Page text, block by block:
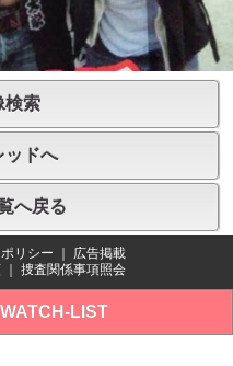
検索
ッドへ
へ戻る
リシー
広告掲載
捜査関係事項照会
LIST